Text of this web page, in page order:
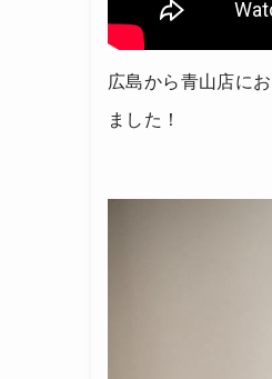
広島から青山店に
ました！